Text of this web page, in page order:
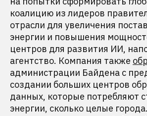
коалицию из лидеров
отрасли для увеличения
энергии и повышения
центров для развития ИИ,
агентство. Компания также
администрации Байдена с
создании больших центров
данных, которые потребляют
энергии, сколько целые города.